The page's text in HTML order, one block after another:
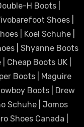
H Boots
Shoes|
| Koel Schuhe|
| Shyanne Boots
| Cheap Boots UK
Boots| Maguire
Boots| Drew
Schuhe
Jomos
Shoes Canada